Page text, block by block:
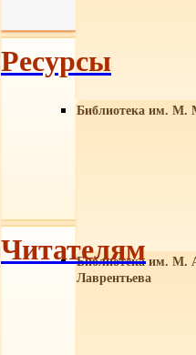
Библиотека им. М.
Библиотека им. М.
Лаврентьева
Ресурсы
Читателям